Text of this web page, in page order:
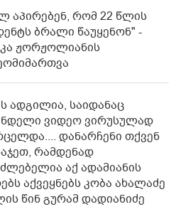
აპირებენ, რომ 22 წლის
ბრალი წაუყენონ" -
ჟორჟოლიანის
ადგილია, საიდანაც
ვიდეო ვირუსულად
დანარჩენი თქვენ
რამდენად
აქ ადამიანის
აქვეყნებს კობა ახალაძე
წინ გურამ დადიანიძე